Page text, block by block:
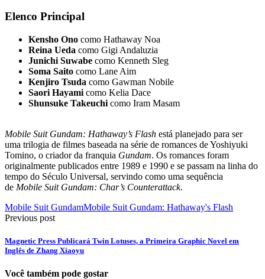
Elenco Principal
Kensho Ono como Hathaway Noa
Reina Ueda como Gigi Andaluzia
Junichi Suwabe como Kenneth Sleg
Soma Saito como Lane Aim
Kenjiro Tsuda como Gawman Nobile
Saori Hayami como Kelia Dace
Shunsuke Takeuchi como Iram Masam
Mobile Suit Gundam: Hathaway’s Flash está planejado para ser
uma trilogia de filmes baseada na série de romances de Yoshiyuki
Tomino, o criador da franquia Gundam. Os romances foram
originalmente publicados entre 1989 e 1990 e se passam na linha do
tempo do Século Universal, servindo como uma sequência
de Mobile Suit Gundam: Char’s Counterattack.
Mobile Suit GundamMobile Suit Gundam: Hathaway's Flash
Previous post
Magnetic Press Publicará Twin Lotuses, a Primeira Graphic Novel em
Inglês de Zhang Xiaoyu
Você também pode gostar